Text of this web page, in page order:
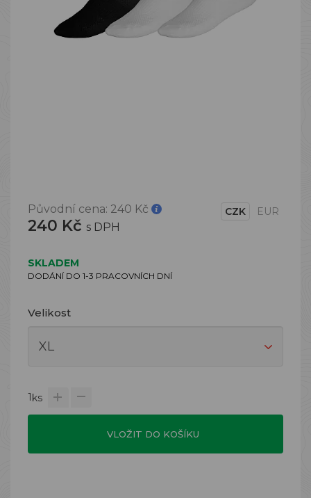
Původní cena: 240 Kč
240 Kč s DPH
CZK EUR
SKLADEM
DODÁNÍ DO 1-3 PRACOVNÍCH DNÍ
Velikost
1ks
VLOŽIT DO KOŠÍKU